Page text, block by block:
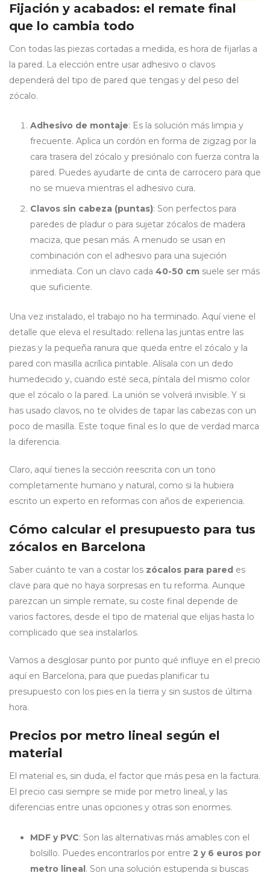
Fijación y acabados: el remate final
que lo cambia todo
Con todas las piezas cortadas a medida, es hora de fijarlas a
la pared. La elección entre usar adhesivo o clavos
dependerá del tipo de pared que tengas y del peso del
zócalo.
Adhesivo de montaje: Es la solución más limpia y
frecuente. Aplica un cordón en forma de zigzag por la
cara trasera del zócalo y presiónalo con fuerza contra la
pared. Puedes ayudarte de cinta de carrocero para que
no se mueva mientras el adhesivo cura.
Clavos sin cabeza (puntas): Son perfectos para
paredes de pladur o para sujetar zócalos de madera
maciza, que pesan más. A menudo se usan en
combinación con el adhesivo para una sujeción
inmediata. Con un clavo cada 40-50 cm suele ser más
que suficiente.
Una vez instalado, el trabajo no ha terminado. Aquí viene el
detalle que eleva el resultado: rellena las juntas entre las
piezas y la pequeña ranura que queda entre el zócalo y la
pared con masilla acrílica pintable. Alísala con un dedo
humedecido y, cuando esté seca, píntala del mismo color
que el zócalo o la pared. La unión se volverá invisible. Y si
has usado clavos, no te olvides de tapar las cabezas con un
poco de masilla. Este toque final es lo que de verdad marca
la diferencia.
Claro, aquí tienes la sección reescrita con un tono
completamente humano y natural, como si la hubiera
escrito un experto en reformas con años de experiencia.
Cómo calcular el presupuesto para tus
zócalos en Barcelona
Saber cuánto te van a costar los zócalos para pared es
clave para que no haya sorpresas en tu reforma. Aunque
parezcan un simple remate, su coste final depende de
varios factores, desde el tipo de material que elijas hasta lo
complicado que sea instalarlos.
Vamos a desglosar punto por punto qué influye en el precio
aquí en Barcelona, para que puedas planificar tu
presupuesto con los pies en la tierra y sin sustos de última
hora.
Precios por metro lineal según el
material
El material es, sin duda, el factor que más pesa en la factura.
El precio casi siempre se mide por metro lineal, y las
diferencias entre unas opciones y otras son enormes.
MDF y PVC: Son las alternativas más amables con el
bolsillo. Puedes encontrarlos por entre 2 y 6 euros por
metro lineal. Son una solución estupenda si buscas